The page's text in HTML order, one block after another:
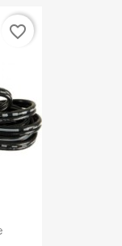
favorite_border